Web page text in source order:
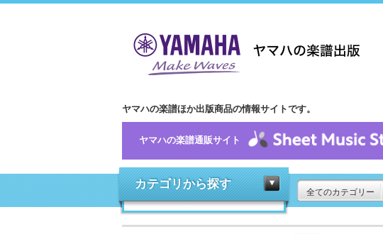
ヤマハの楽譜ほか出版商品の情報サイトです。
ヤマハの楽譜通販サイト
カテゴリから探す
全てのカテゴリー